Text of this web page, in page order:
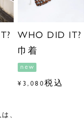
WHO DID IT?
巾着
new
¥ 3,080 税込
、